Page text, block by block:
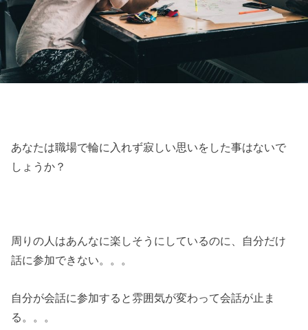
あなたは職場で輪に入れず寂しい思いをした事はないで
しょうか？
周りの人はあんなに楽しそうにしているのに、自分だけ
話に参加できない。。。
自分が会話に参加すると雰囲気が変わって会話が止ま
る。。。